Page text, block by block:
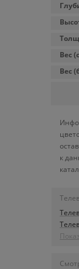
Вес
Вес
к